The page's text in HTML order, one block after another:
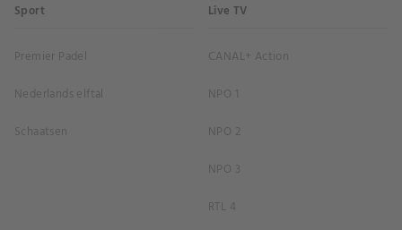
Sport
Premier Padel
Nederlands elftal
Schaatsen
Live TV
CANAL+ Action
NPO 1
NPO 2
NPO 3
RTL 4